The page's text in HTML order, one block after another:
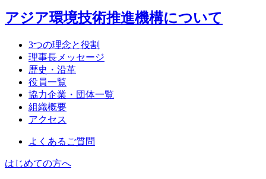
アジア環境技術推進機構について
3つの理念と役割
理事長メッセージ
歴史・沿革
役員一覧
協力企業・団体一覧
組織概要
アクセス
よくあるご質問
はじめての方へ